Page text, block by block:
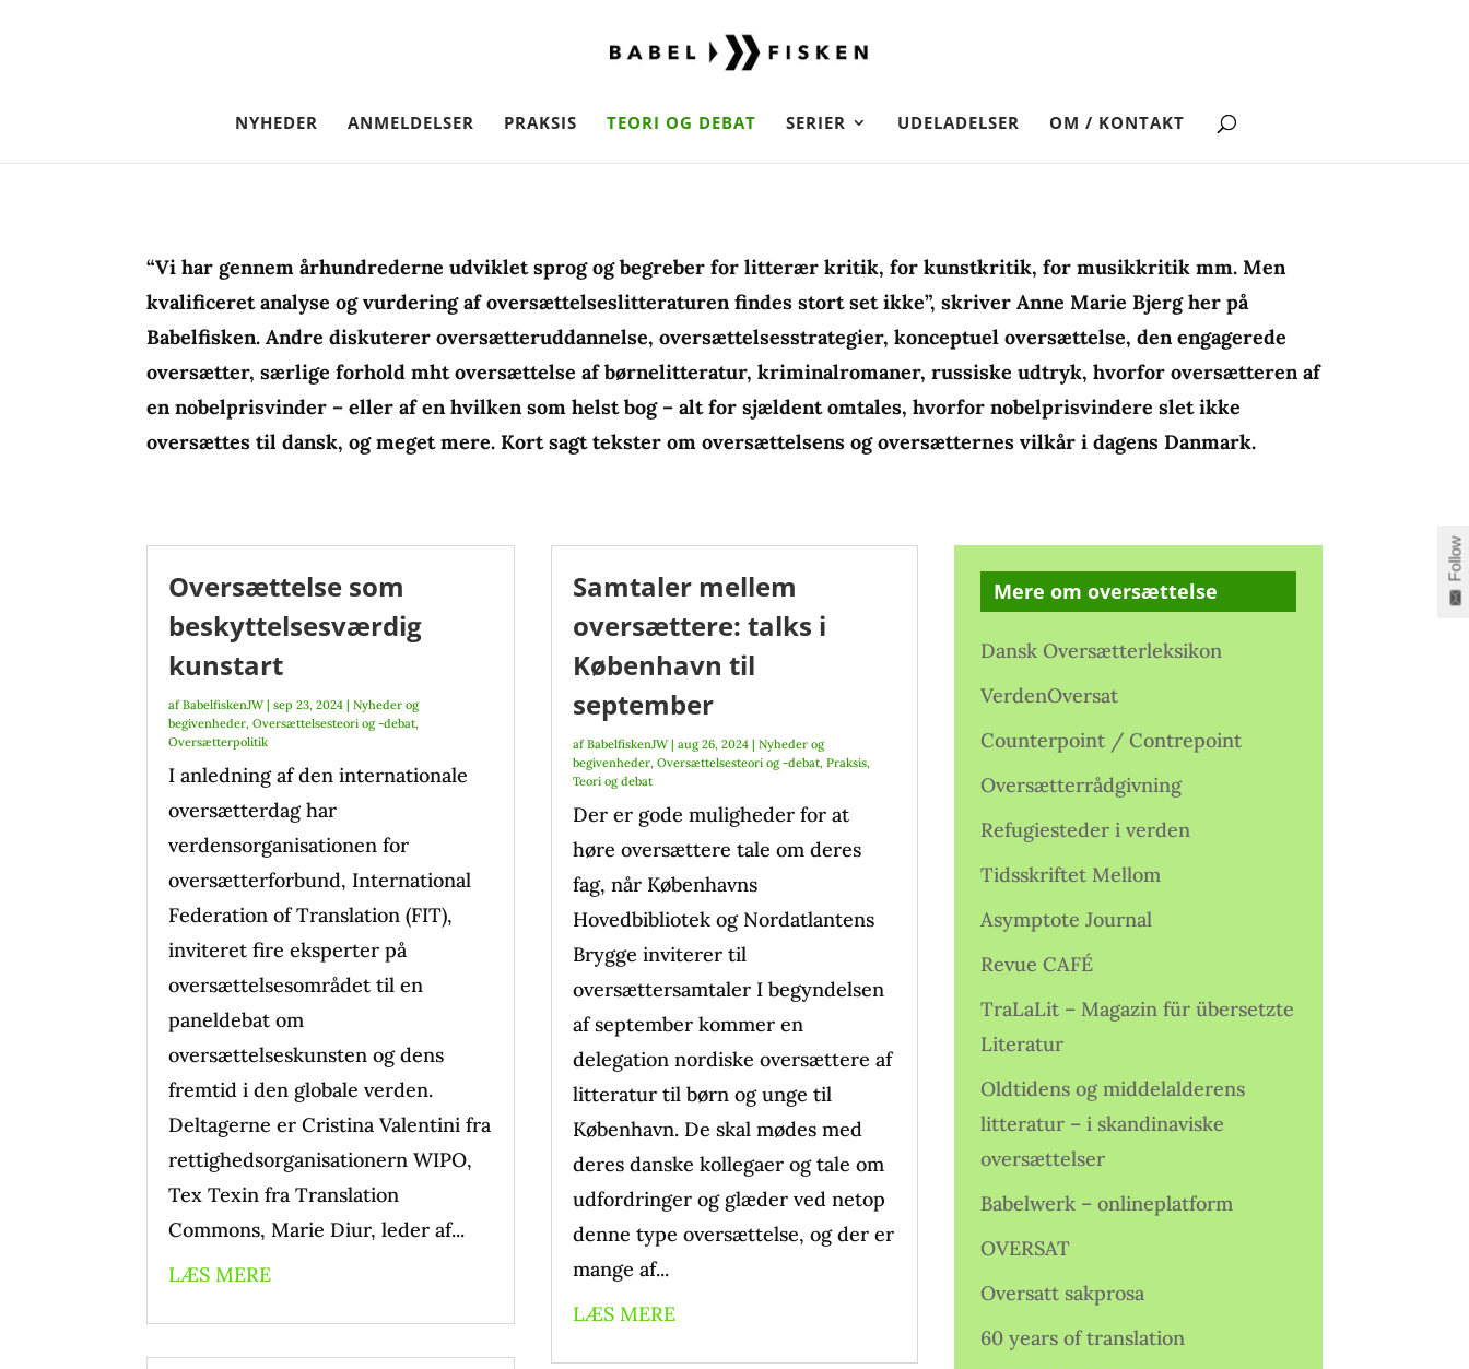
NYHEDER ANMELDELSER PRAKSIS TEORI OG DEBAT SERIER UDELADELSER OM / KONTAKT
“Vi har gennem århundrederne udviklet sprog og begreber for litterær kritik, for kunstkritik, for musikkritik mm. Men
kvalificeret analyse og vurdering af oversættelseslitteraturen findes stort set ikke”, skriver Anne Marie Bjerg her på
Babelfisken. Andre diskuterer oversætteruddannelse, oversættelsesstrategier, konceptuel oversættelse, den engagerede
oversætter, særlige forhold mht oversættelse af børnelitteratur, kriminalromaner, russiske udtryk, hvorfor oversætteren af
en nobelprisvinder – eller af en hvilken som helst bog – alt for sjældent omtales, hvorfor nobelprisvindere slet ikke
oversættes til dansk, og meget mere. Kort sagt tekster om oversættelsens og oversætternes vilkår i dagens Danmark.
Oversættelse som
beskyttelsesværdig
kunstart
afBabelfiskenJW |sep 23, 2024 |Nyheder og
begivenheder,Oversættelsesteori og -debat,
Oversætterpolitik
I anledning af den internationale
oversætterdag har
verdensorganisationen for
oversætterforbund, International
Federation of Translation (FIT),
inviteret fire eksperter på
oversættelsesområdet til en
paneldebat om
oversættelseskunsten og dens
fremtid i den globale verden.
Deltagerne er Cristina Valentini fra
rettighedsorganisationern WIPO,
Tex Texin fra Translation
Commons, Marie Diur, leder af...
LÆS MERE
Samtaler mellem
oversættere: talks i
København til
september
afBabelfiskenJW| aug 26, 2024| Nyheder og
begivenheder, Oversættelsesteori og -debat, Praksis,
Teori og debat
Der er gode muligheder for at
høre oversættere tale om deres
fag, når Københavns
Hovedbibliotek og Nordatlantens
Brygge inviterer til
oversættersamtaler I begyndelsen
af september kommer en
delegation nordiske oversættere af
litteratur til børn og unge til
København. De skal mødes med
deres danske kollegaer og tale om
udfordringer og glæder ved netop
denne type oversættelse, og der er
mange af...
LÆS MERE
Mere om oversættelse
Dansk Oversætterleksikon
VerdenOversat
Counterpoint / Contrepoint
Oversætterrådgivning
Refugiesteder i verden
Tidsskriftet Mellom
Asymptote Journal
Revue CAFÉ
TraLaLit – Magazin für übersetzte
Literatur
Oldtidens og middelalderens
litteratur – i skandinaviske
oversættelser
Babelwerk – onlineplatform
OVERSAT
Oversatt sakprosa
60 years of translation
Follow